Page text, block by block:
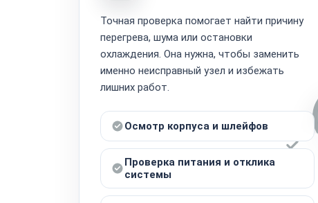
Точная проверка помогает найти причину
перегрева, шума или остановки
охлаждения. Она нужна, чтобы заменить
именно неисправный узел и избежать
лишних работ.
Осмотр корпуса и шлейфов
Проверка питания и отклика
системы